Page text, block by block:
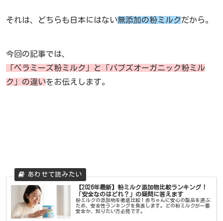
それは、どちらも日本にはない無添加の粉ミルクだから。
今回の記事では、
「ベラミーズ粉ミルク」と「バブズオーガニック粉ミル
ク」の違いをお伝えします。
【2026年最新】粉ミルク添加物比較ランキング！
「安全なのはどれ？」の疑問に答えます
粉ミルクの添加物を徹底比較！赤ちゃんに安心の製品を選ぶ
ため、安全性ランキングを発表します。どの粉ミルクが一番
安全か、知りたい方必見です。